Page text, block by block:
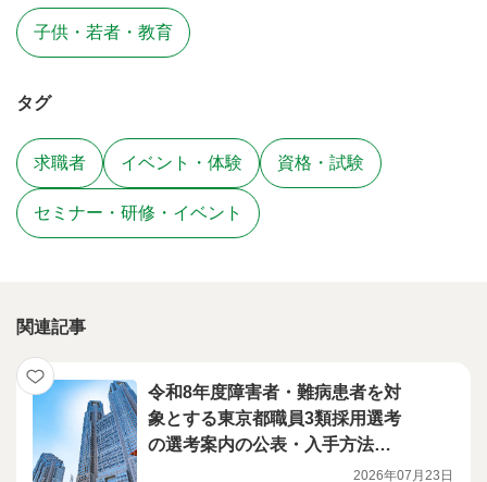
子供・若者・教育
タグ
求職者 イベント・体験 資格・試験
セミナー・研修・イベント
関連記事
令和8年度障害者・難病患者を対
象とする東京都職員3類採用選考
の選考案内の公表・入手方法等
2026年07月23日